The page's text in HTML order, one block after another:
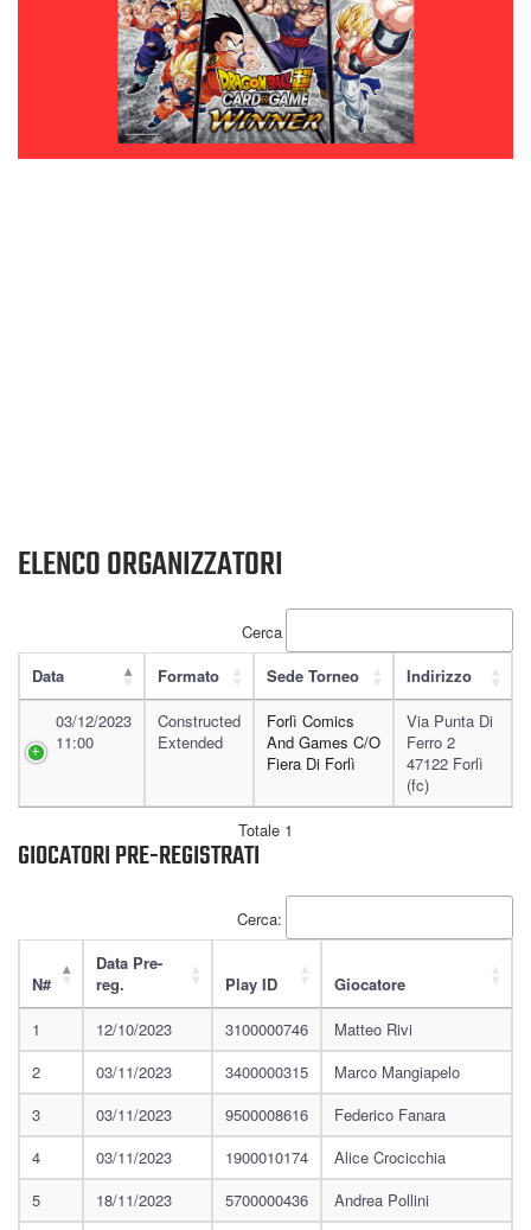
ELENCO ORGANIZZATORI
Cerca
Data
Formato Sede Torneo
Indirizzo
03/12/2023
11:00
Constructed
Extended
Forlì Comics
And Games C/o
Fiera Di Forlì
Via Punta Di
Ferro 2
47122 Forlì
(fc)
Totale 1
GIOCATORI PRE-REGISTRATI
Cerca:
N#
Data Pre-
reg.
Play ID
Giocatore
1
12/10/2023 3100000746
Matteo Rivi
2
03/11/2023 3400000315
Marco Mangiapelo
3
03/11/2023 9500008616
Federico Fanara
4
03/11/2023 1900010174
Alice Crocicchia
5
18/11/2023 5700000436
Andrea Pollini